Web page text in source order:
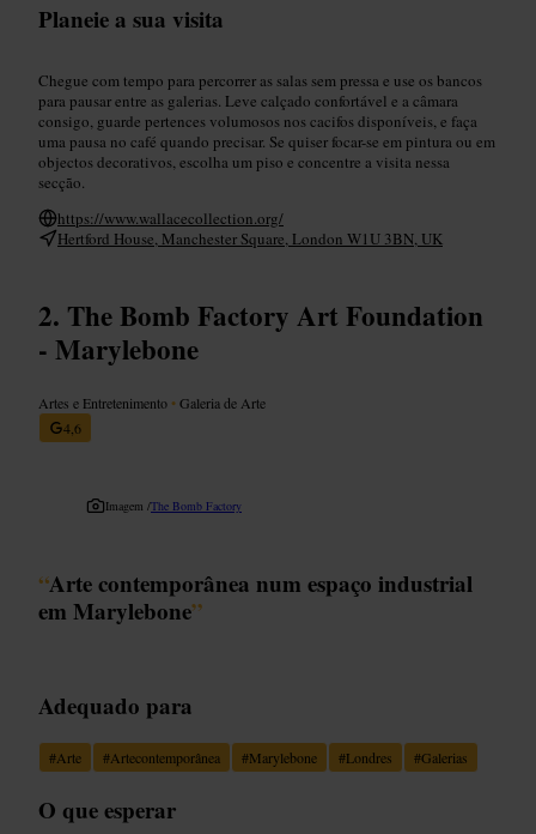
Planeie a sua visita
Chegue com tempo para percorrer as salas sem pressa e use os bancos
para pausar entre as galerias. Leve calçado confortável e a câmara
consigo, guarde pertences volumosos nos cacifos disponíveis, e faça
uma pausa no café quando precisar. Se quiser focar-se em pintura ou em
objectos decorativos, escolha um piso e concentre a visita nessa
secção.
https://www.wallacecollection.org/
Hertford House, Manchester Square, London W1U 3BN, UK
The Bomb Factory Art Foundation
- Marylebone
Artes e Entretenimento •Galeria de Arte
4,6
Imagem /The Bomb Factory
“Arte contemporânea num espaço industrial
em Marylebone”
Adequado para
#Arte #Artecontemporânea #Marylebone #Londres #Galerias
O que esperar